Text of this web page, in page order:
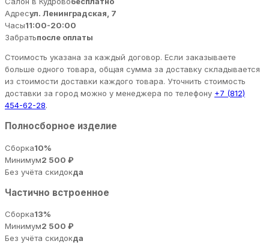
Адресул. Ленинградская, 7
Часы11:00-20:00
Забратьпосле оплаты
Стоимость указана за каждый договор. Если заказываете
больше одного товара, общая сумма за доставку складывается
из стоимости доставки каждого товара. Уточнить стоимость
доставки за город можно у менеджера по телефону +7 (812)
454-62-28.
Полносборное изделие
Сборка10%
Минимум2 500 ₽
Без учёта скидокда
Частично встроенное
Сборка13%
Минимум2 500 ₽
Без учёта скидокда